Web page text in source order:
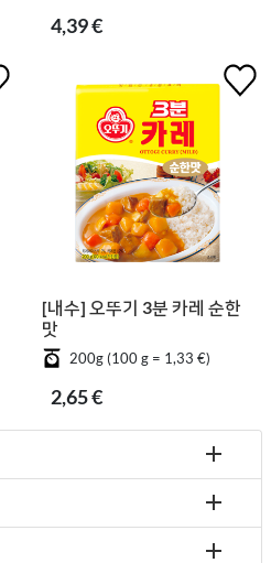
4,39 €
[내수] 오뚜기 3분 카레 순한
맛
200g (100 g = 1,33 €)
2,65 €